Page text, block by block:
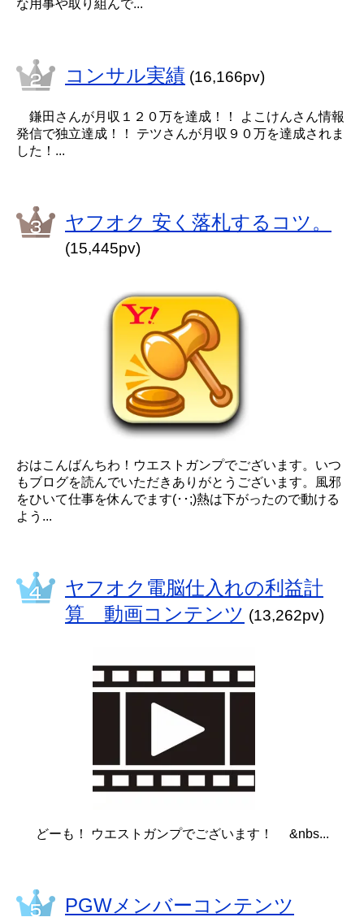
な用事や取り組んで...
コンサル実績 (16,166pv)
鎌田さんが月収１２０万を達成！！ よこけんさん情報
発信で独立達成！！ テツさんが月収９０万を達成されま
した！...
ヤフオク 安く落札するコツ。
(15,445pv)
おはこんばんちわ！ウエストガンプでございます。いつ
もブログを読んでいただきありがとうございます。風邪
をひいて仕事を休んでます(･･;)熱は下がったので動ける
よう...
ヤフオク電脳仕入れの利益計
算 動画コンテンツ (13,262pv)
どーも！ ウエストガンプでございます！ &nbs...
PGWメンバーコンテンツ